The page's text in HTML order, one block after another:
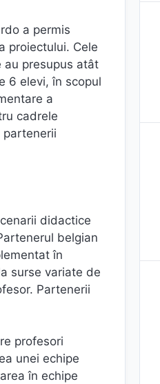
a permis
proiectului. Cele
au presupus atât
6 elevi, în scopul
a
cadrele
didactice
belgian
în
surse variate de
Partenerii
profesori
unei echipe
în echipe